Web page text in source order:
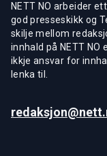
NETT NO arbeider
god presseskikk og
skilje mellom
innhald på NETT NO
ikkje ansvar for
lenka til.